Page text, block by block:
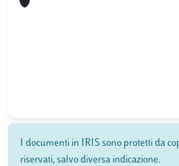
I documenti in IRIS sono protetti da
riservati, salvo diversa indicazione.